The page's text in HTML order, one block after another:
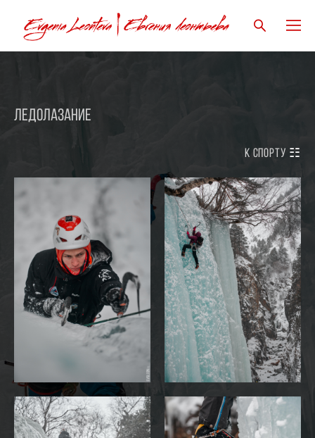
Ледолазание
к Спорту ☷